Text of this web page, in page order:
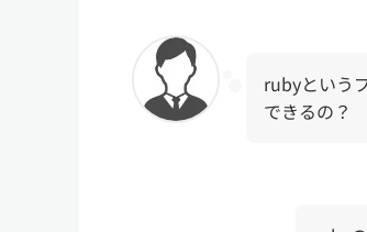
rubyという
できるの？